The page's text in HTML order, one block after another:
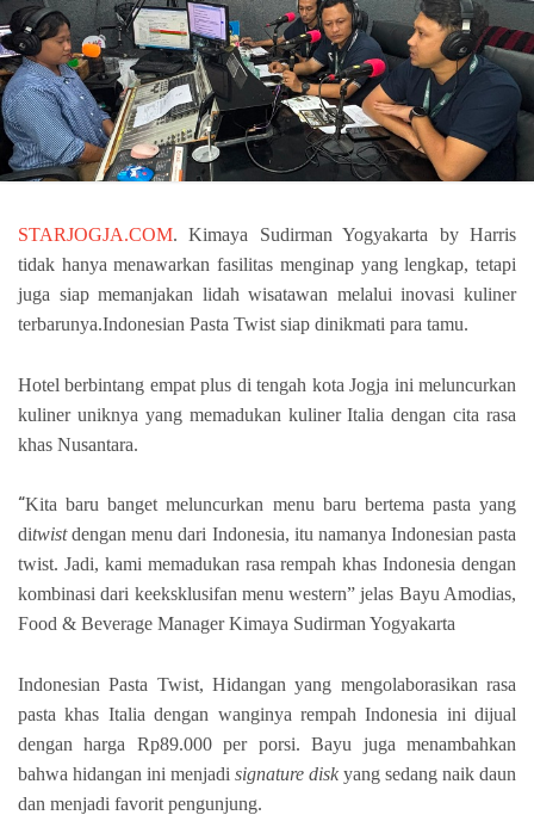
STARJOGJA.COM. Kimaya Sudirman Yogyakarta by Harris
tidak hanya menawarkan fasilitas menginap yang lengkap, tetapi
juga siap memanjakan lidah wisatawan melalui inovasi kuliner
terbarunya.Indonesian Pasta Twist siap dinikmati para tamu.
Hotel berbintang empat plus di tengah kota Jogja ini meluncurkan
kuliner uniknya yang memadukan kuliner Italia dengan cita rasa
khas Nusantara.
“Kita baru banget meluncurkan menu baru bertema pasta yang
ditwistdengan menu dari Indonesia, itu namanya Indonesian pasta
twist. Jadi, kami memadukan rasa rempah khas Indonesia dengan
kombinasi dari keeksklusifan menu western” jelas Bayu Amodias,
Food & Beverage Manager Kimaya Sudirman Yogyakarta
Indonesian Pasta Twist, Hidangan yang mengolaborasikan rasa
pasta khas Italia dengan wanginya rempah Indonesia ini dijual
dengan harga Rp89.000 per porsi. Bayu juga menambahkan
bahwa hidangan ini menjadi signature disk yang sedang naik daun
dan menjadi favorit pengunjung.